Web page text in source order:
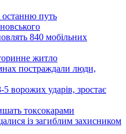
путь
840 мобільних
житло
постраждали люди,
ворожих ударів, зростає
токсокарами
із загиблим захисником